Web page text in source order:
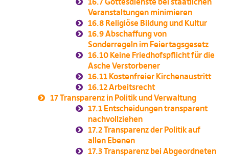
Veranstaltungen minimieren
16.8 Religiöse Bildung und Kultur
16.9Abschaffung von
Sonderregeln im Feiertagsgesetz
16.10 Keine Friedhofspflicht für die
Asche Verstorbener
16.11 Kostenfreier Kirchenaustritt
16.12Arbeitsrecht
17Transparenz in Politik und Verwaltung
17.1 Entscheidungen transparent
nachvollziehen
17.2Transparenz der Politik auf
allen Ebenen
17.3Transparenz bei Abgeordneten